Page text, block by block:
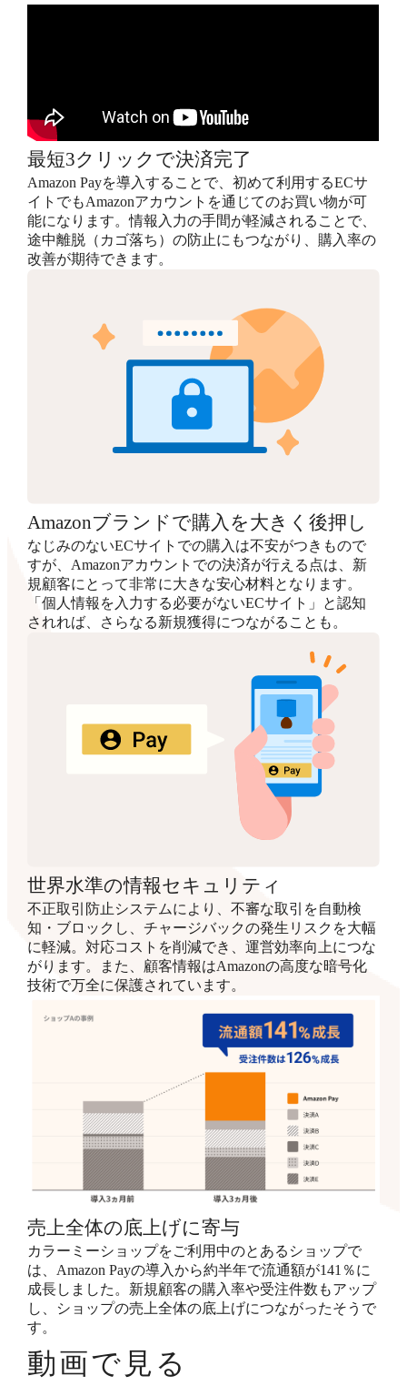
最短3クリックで決済完了
Amazon Payを導入することで、初めて利用するECサ
イトでもAmazonアカウントを通じてのお買い物が可
能になります。情報入力の手間が軽減されることで、
途中離脱（カゴ落ち）の防止にもつながり、購入率の
改善が期待できます。
Amazonブランドで購入を大きく後押し
なじみのないECサイトでの購入は不安がつきもので
すが、Amazonアカウントでの決済が行える点は、新
規顧客にとって非常に大きな安心材料となります。
「個人情報を入力する必要がないECサイト」と認知
されれば、さらなる新規獲得につながることも。
世界水準の情報セキュリティ
不正取引防止システムにより、不審な取引を自動検
知・ブロックし、チャージバックの発生リスクを大幅
に軽減。対応コストを削減でき、運営効率向上につな
がります。また、顧客情報はAmazonの高度な暗号化
技術で万全に保護されています。
売上全体の底上げに寄与
カラーミーショップをご利用中のとあるショップで
は、Amazon Payの導入から約半年で流通額が141％に
成長しました。新規顧客の購入率や受注件数もアップ
し、ショップの売上全体の底上げにつながったそうで
す。
動画で見る